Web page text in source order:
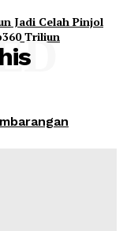
Jadi Celah Pinjol
Triliun